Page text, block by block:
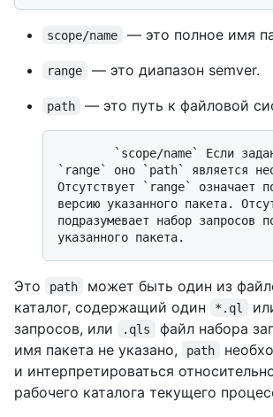
scope/name — это полное имя
range — это диапазон semver.
path — это путь к файловой
`range` оно `path` является
Отсутствует `range` означает
версию указанного пакета.
подразумевает набор запросов
Это path
может быть один из
каталог, содержащий один
*.ql
запросов, или
.qls
файл набора
имя пакета не указано,
path
и интерпретироваться
рабочего каталога текущего